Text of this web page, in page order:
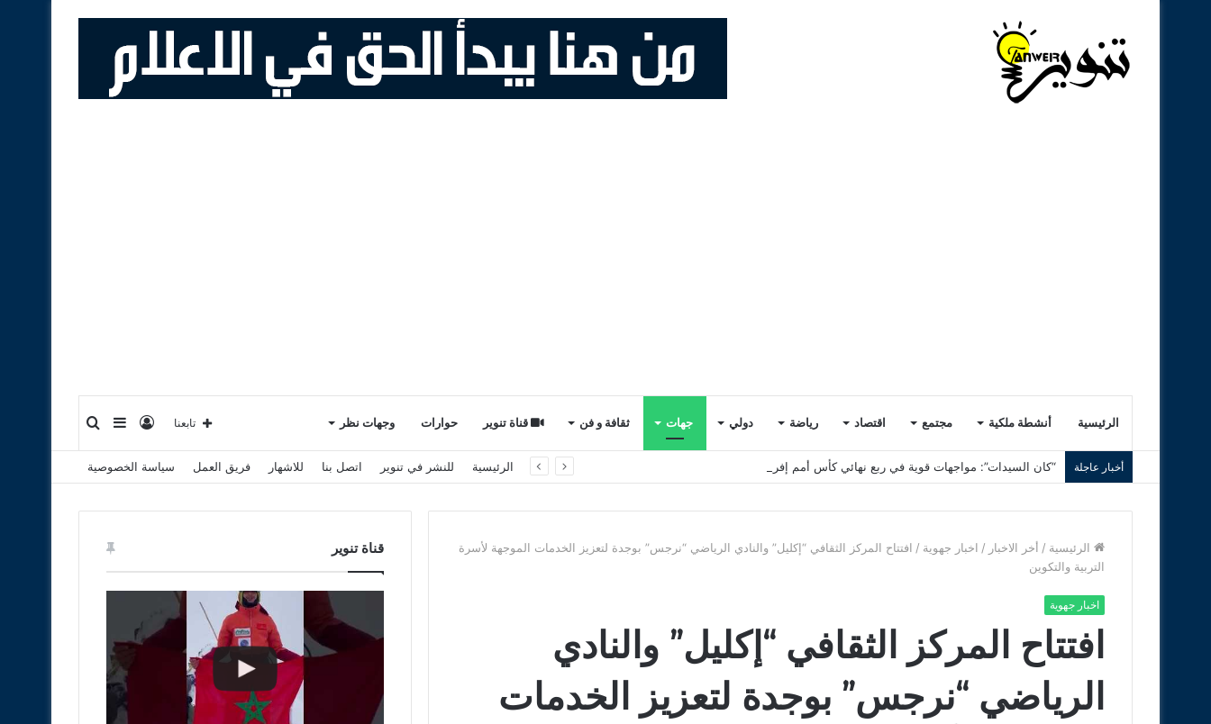
الرئيسية أنشطة ملكية مجتمع اقتصاد رياضة دولي جهات ثقافة و فن قناة تنوير حوارات وجهات نظر إضافة
عمود
تسجيل
الدخول
تابعنا
أخبار عاجلة “كان السيدات”: مواجهات قوية في ربع نهائي كأس أمم إفريقيا بالمغرب الرئيسية للنشر في تنوير اتصل بنا للاشهار فريق العمل سياسة الخصوصية
الرئيسية / أخر الاخبار / اخبار جهوية / افتتاح المركز الثقافي “إكليل” والنادي الرياضي “نرجس” بوجدة لتعزيز الخدمات الموجهة لأسرة
التربية والتكوين
اخبار جهوية
افتتاح المركز الثقافي “إكليل” والنادي
الرياضي “نرجس” بوجدة لتعزيز الخدمات
قناة تنوير